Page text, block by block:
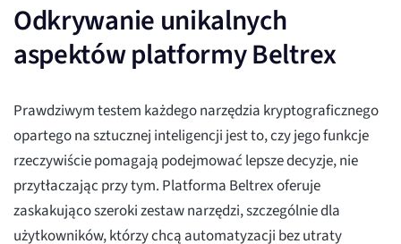
Odkrywanie unikalnych
aspektów platformy Beltrex
Prawdziwym testem każdego narzędzia kryptograficznego
opartego na sztucznej inteligencji jest to, czy jego funkcje
rzeczywiście pomagają podejmować lepsze decyzje, nie
przytłaczając przy tym. Platforma Beltrex oferuje
zaskakująco szeroki zestaw narzędzi, szczególnie dla
użytkowników, którzy chcą automatyzacji bez utraty